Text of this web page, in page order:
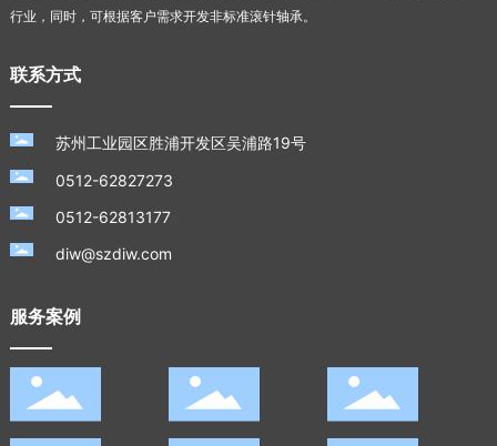
行业，同时，可根据客户需求开发非标准滚针轴承。
联系方式
苏州工业园区胜浦开发区吴浦路19号
0512-62827273
0512-62813177
diw@szdiw.com
服务案例